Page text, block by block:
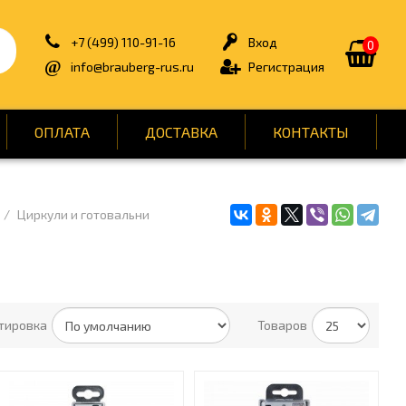
0
Вход
Регистрация
+7 (499) 110-91-16
info@brauberg-rus.ru
ОПЛАТА ДОСТАВКА КОНТАКТЫ
И ПРОФ. ХИМИЯ
БЫТОВАЯ ТЕХНИКА
МЕДИЦИНЫ
Циркули и готовальни
Товаров